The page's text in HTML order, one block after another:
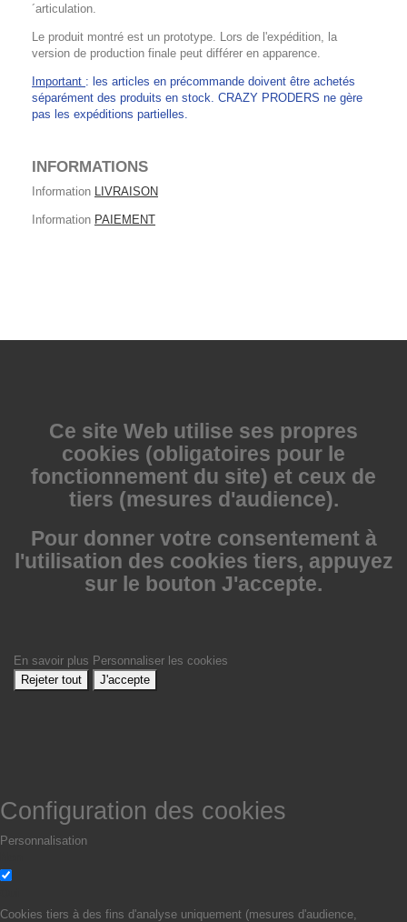
´articulation.
Le produit montré est un prototype. Lors de l'expédition, la
version de production finale peut différer en apparence.
Important : les articles en précommande doivent être achetés
séparément des produits en stock. CRAZY PRODERS ne gère
pas les expéditions partielles.
INFORMATIONS
Information LIVRAISON
Information PAIEMENT
Ce site Web utilise ses propres
cookies (obligatoires pour le
fonctionnement du site) et ceux de
tiers (mesures d'audience).
Pour donner votre consentement à
l'utilisation des cookies tiers, appuyez
sur le bouton J'accepte.
En savoir plus Personnaliser les cookies
Rejeter tout
J'accepte
Configuration des cookies
Personnalisation
Cookies tiers à des fins d'analyse uniquement (mesures d'audience,